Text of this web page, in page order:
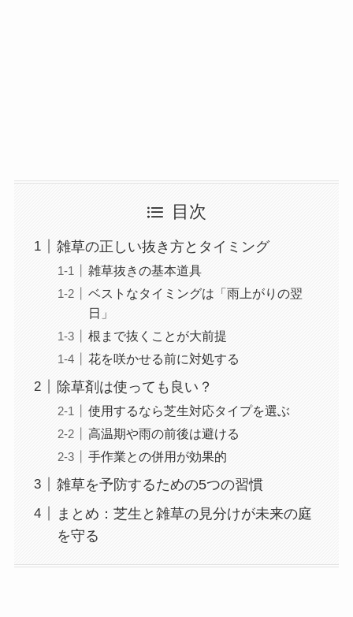
目次
雑草の正しい抜き方とタイミング
雑草抜きの基本道具
ベストなタイミングは「雨上がりの翌
日」
根まで抜くことが大前提
花を咲かせる前に対処する
除草剤は使っても良い？
使用するなら芝生対応タイプを選ぶ
高温期や雨の前後は避ける
手作業との併用が効果的
雑草を予防するための5つの習慣
まとめ：芝生と雑草の見分けが未来の庭
を守る